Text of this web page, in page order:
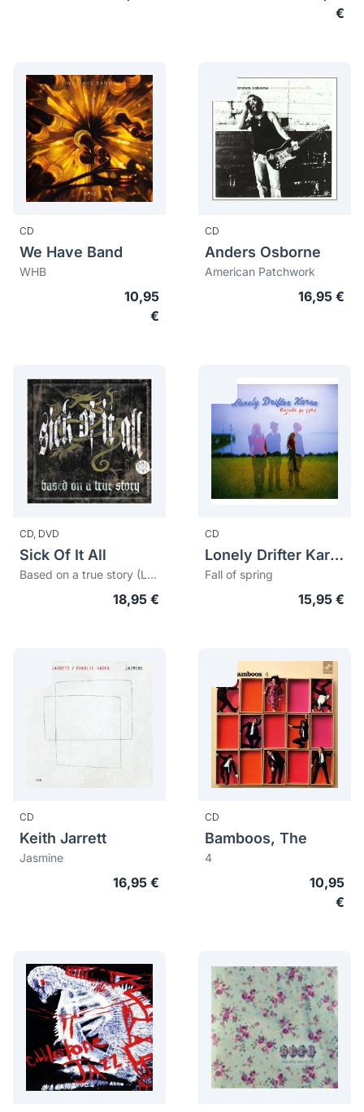
€
CD
We Have Band
WHB
10,95
€
CD
Anders Osborne
American Patchwork
16,95 €
CD, DVD
Sick Of It All
Based on a true story (Ltd. edition)
18,95 €
CD
Lonely Drifter Karen
Fall of spring
15,95 €
CD
Keith Jarrett
Jasmine
16,95 €
CD
Bamboos, The
4
10,95
€